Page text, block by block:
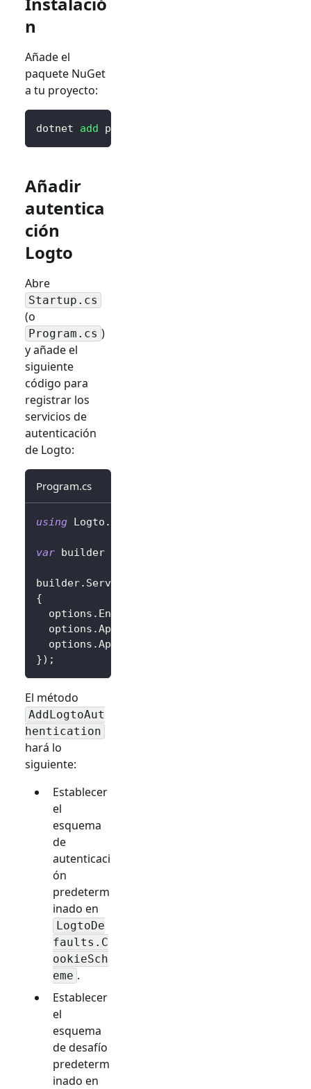
n
Añade el
paquete NuGet
a tu proyecto:
dotnet add package
Añadir
autentica
ción
Logto
Abre
Startup.cs
(o
Program.cs )
y añade el
siguiente
código para
registrar los
servicios de
autenticación
de Logto:
Program.cs
using Logto .
var builder
builder. Services
{
  options
. Endpoint
  options
.AppId
  options
.AppSecret
}) ;
El método
AddLogtoAut
hentication
hará lo
siguiente:
Establecer
el
esquema
de
autenticaci
ón
predeterm
inado en
LogtoDe
faults.C
ookieSch
eme .
Establecer
el
esquema
de desafío
predeterm
inado en